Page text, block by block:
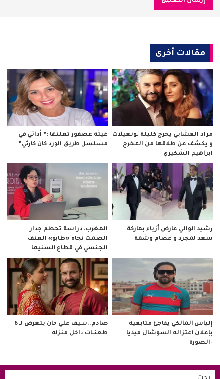
مقالات أخرى
مراد العشابي يحرج كليلة بونعيلات
و يكشف عن طلاقها من المخرج
ابراهيم الشكيري
غيثة عصفور تعلنها :” أدائي في
مسلسل طريق الورد كان كارثي”
رشيد الوالي عارض أزياء بماركة
سعد لمجرد و عصام وشمة
المغرب. دراسة تحطم جدار
الصمت تجاه «طابو» العنف
الجنسي في قطاع السنيما
إلياس المالكي يفاجئ متابعيه
بإعلان اعتزاله السوشال ميديا
-الصورة
صادم..سيف علي خان يتعرض لـ 6
طعنــات داخل منزله